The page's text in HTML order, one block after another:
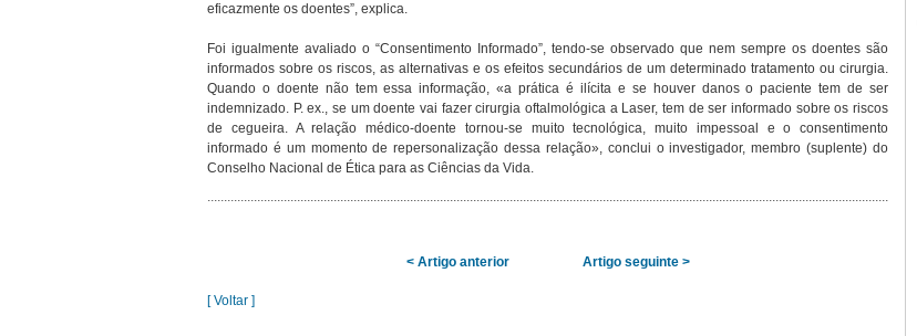
eficazmente os doentes”, explica.
Foi igualmente avaliado o “Consentimento Informado”, tendo-se observado que nem sempre os doentes são
informados sobre os riscos, as alternativas e os efeitos secundários de um determinado tratamento ou cirurgia.
Quando o doente não tem essa informação, «a prática é ilícita e se houver danos o paciente tem de ser
indemnizado. P. ex., se um doente vai fazer cirurgia oftalmológica a Laser, tem de ser informado sobre os riscos
de cegueira. A relação médico-doente tornou-se muito tecnológica, muito impessoal e o consentimento
informado é um momento de repersonalização dessa relação», conclui o investigador, membro (suplente) do
Conselho Nacional de Ética para as Ciências da Vida.
< Artigo anterior Artigo seguinte >
[ Voltar ]